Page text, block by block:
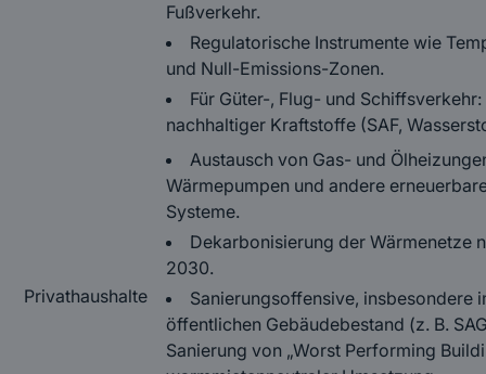
Fußverkehr.
Regulatorische Instrumente wie
und Null-Emissions-Zonen.
Für Güter-, Flug- und
nachhaltiger Kraftstoffe (SAF,
Privathaushalte
Austausch von Gas- und
Wärmepumpen und andere
Systeme.
Dekarbonisierung der Wärmenetze
2030.
Sanierungsoffensive, insbesondere
öffentlichen Gebäudebestand (z. B.
Sanierung von „Worst Performing